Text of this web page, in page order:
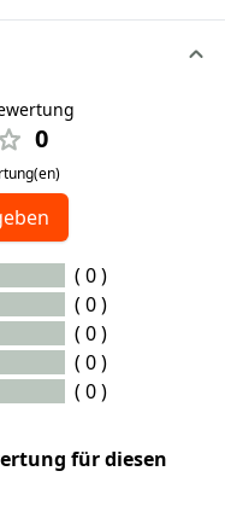
0
( 0 )
( 0 )
( 0 )
( 0 )
( 0 )
für diesen